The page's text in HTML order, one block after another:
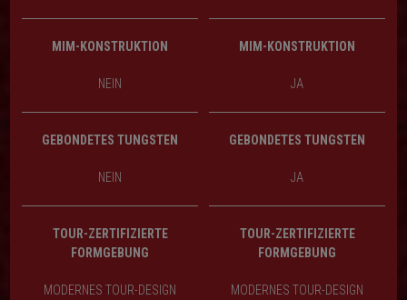
MIM-KONSTRUKTION MIM-KONSTRUKTION
NEIN JA
GEBONDETES TUNGSTEN GEBONDETES TUNGSTEN
NEIN JA
TOUR-ZERTIFIZIERTE
FORMGEBUNG
TOUR-ZERTIFIZIERTE
FORMGEBUNG
MODERNES TOUR-DESIGN MODERNES TOUR-DESIGN